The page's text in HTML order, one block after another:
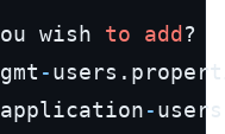
wish to add ?
-
-